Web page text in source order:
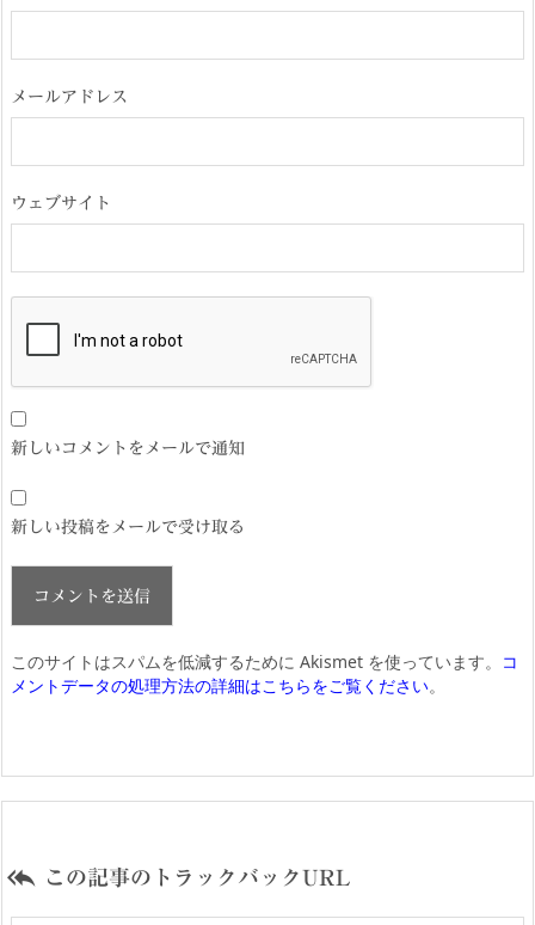
メールアドレス
ウェブサイト
新しいコメントをメールで通知
新しい投稿をメールで受け取る
このサイトはスパムを低減するために Akismet を使っています。
コ
メントデータの処理方法の詳細はこちらをご覧ください。
 この記事のトラックバックURL